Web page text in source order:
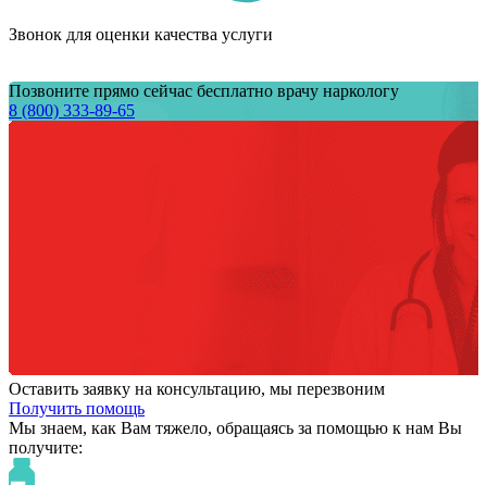
Звонок для оценки качества услуги
Позвоните прямо сейчас бесплатно врачу наркологу
8 (800) 333-89-65
Оставить заявку на консультацию, мы перезвоним
Получить помощь
Мы знаем, как Вам тяжело, обращаясь за помощью к нам Вы
получите: